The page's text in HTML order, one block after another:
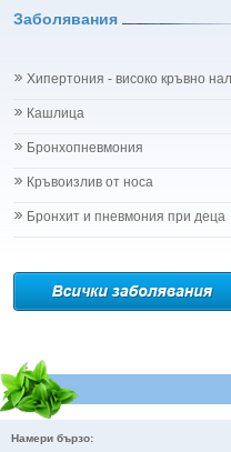
Заболявания
Хипертония - високо кръвно
Кашлица
Бронхопневмония
Кръвоизлив от носа
Бронхит и пневмония при деца
Намери бързо: